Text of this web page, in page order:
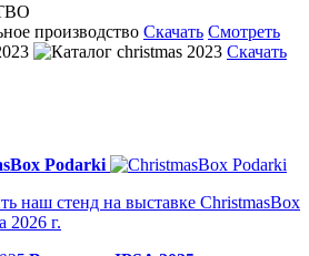
Скачать Смотреть
Скачать
Podarki
наш стенд на выставке ChristmasBox
2026 г.